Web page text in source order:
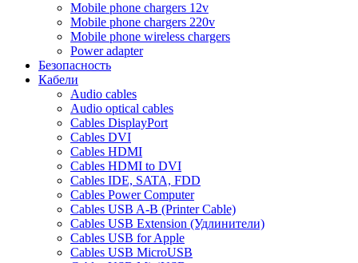
Mobile phone chargers 12v
Mobile phone chargers 220v
Mobile phone wireless chargers
Power adapter
Безопасность
Кабели
Audio cables
Audio optical cables
Cables DisplayPort
Cables DVI
Cables HDMI
Cables HDMI to DVI
Cables IDE, SATA, FDD
Cables Power Computer
Cables USB A-B (Printer Cable)
Cables USB Extension (Удлинители)
Cables USB for Apple
Cables USB MicroUSB